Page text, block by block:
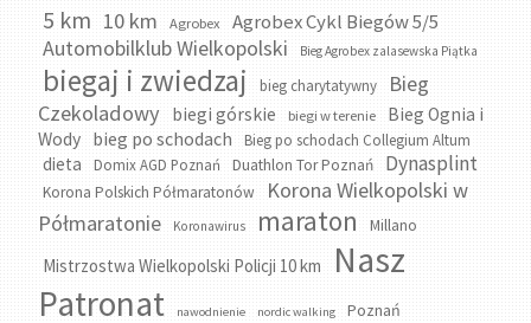
5 km 10 km Agrobex Agrobex Cykl Biegów 5/5
Automobilklub Wielkopolski Bieg Agrobex zalasewska Piątka
biegaj i zwiedzaj bieg charytatywny
Bieg
Czekoladowy
biegi górskie biegi w terenie
Bieg Ognia i
Wody bieg po schodach Bieg po schodach Collegium Altum
dieta Domix AGD Poznań Duathlon Tor Poznań Dynasplint
Korona Polskich Półmaratonów
Korona Wielkopolski w
Półmaratonie
Koronawirus maraton Millano
Mistrzostwa Wielkopolski Policji 10 km
Nasz
Patronat
nawodnienie nordic walking Poznań